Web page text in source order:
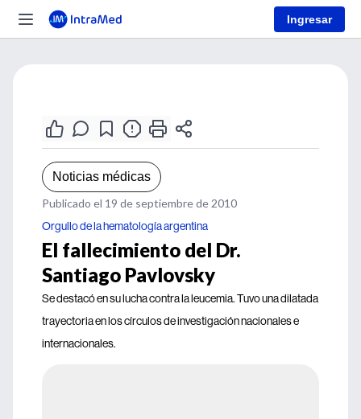
Ingresar
Noticias médicas
Publicado el 19 de septiembre de 2010
Orgullo de la hematología argentina
El fallecimiento del Dr.
Santiago Pavlovsky
Se destacó en su lucha contra la leucemia. Tuvo una dilatada
trayectoria en los círculos de investigación nacionales e
internacionales.